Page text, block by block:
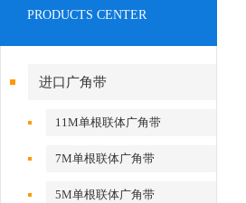
PRODUCTS CENTER
进口广角带
11M单根联体广角带
7M单根联体广角带
5M单根联体广角带